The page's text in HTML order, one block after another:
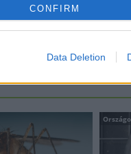
CONFIRM
Data Deletion